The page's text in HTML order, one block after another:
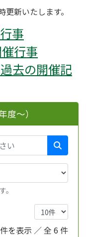
新いたします。
事
行事
去の開催記
度～）
。
を表示 ／ 全 6 件